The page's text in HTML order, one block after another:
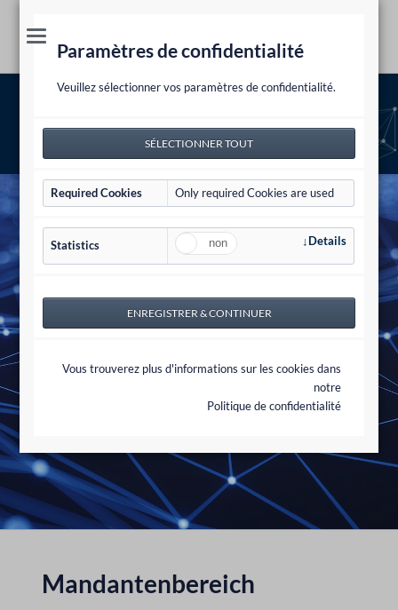
Paramètres de confidentialité
Veuillez sélectionner vos paramètres de confidentialité.
Required Cookies Only required Cookies are used
Statistics Details
Vous trouverez plus d'informations sur les cookies dans
notre
Politique de confidentialité
Espace client
Mandantenbereich